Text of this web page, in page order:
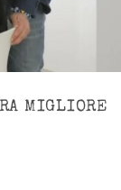
MIGLIORE